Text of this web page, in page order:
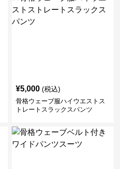
¥5,000 (税込)
骨格ウェーブ服ハイウエストス
トレートスラックスパンツ